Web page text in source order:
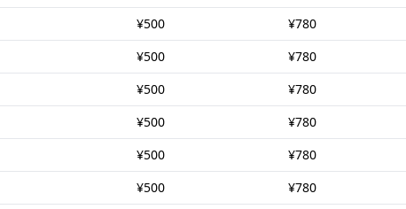
¥500 ¥780
¥500 ¥780
¥500 ¥780
¥500 ¥780
¥500 ¥780
¥500 ¥780